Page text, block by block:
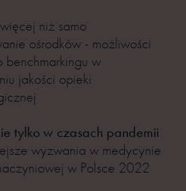
niż samo
ośrodków - możliwości
benchmarkingu w
jakości opieki
tylko w czasach pandemii
wyzwania w medycynie
w Polsce 2022